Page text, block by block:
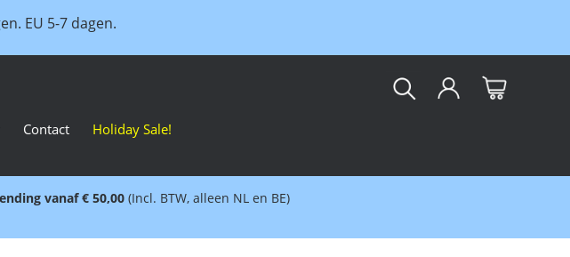
EU 5-7 dagen.
Contact Holiday Sale!
vanaf € 50,00 (Incl. BTW, alleen NL en BE)